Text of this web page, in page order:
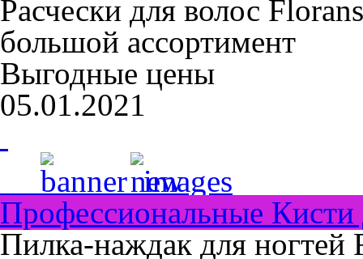
Расчески для волос Florans
большой ассортимент
Выгодные цены
05.01.2021
Профессиональные
Пилка-наждак для ногтей